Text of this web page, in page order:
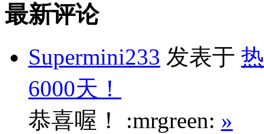
最新评论
Supermini233 发表于
6000天！
恭喜喔！ :mrgreen: »